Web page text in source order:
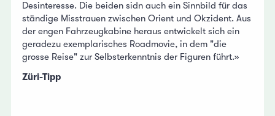
Desinteresse. Die beiden sidn auch ein Sinnbild für das
ständige Misstrauen zwischen Orient und Okzident. Aus
der engen Fahrzeugkabine heraus entwickelt sich ein
geradezu exemplarisches Roadmovie, in dem "die
grosse Reise" zur Selbsterkenntnis der Figuren führt.»
Züri-Tipp